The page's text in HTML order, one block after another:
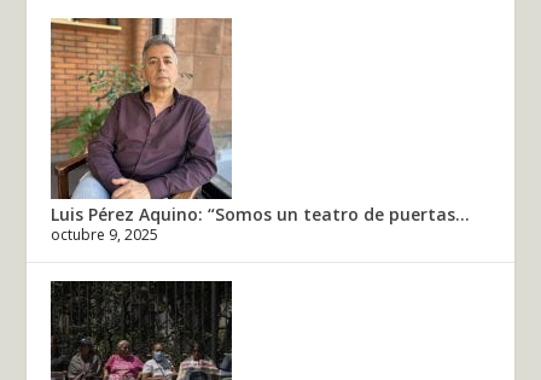
Luis Pérez Aquino: “Somos un teatro de puertas...
octubre 9, 2025